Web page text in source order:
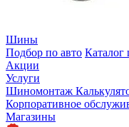
Шины
Подбор по авто Каталог
Акции
Услуги
Шиномонтаж
Корпоративное
Магазины